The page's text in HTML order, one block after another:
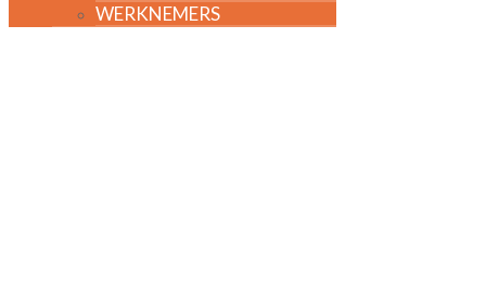
WERKNEMERS